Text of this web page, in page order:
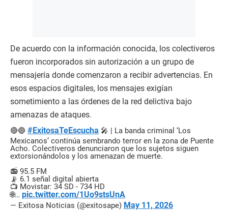
De acuerdo con la información conocida, los colectiveros
fueron incorporados sin autorización a un grupo de
mensajería donde comenzaron a recibir advertencias. En
esos espacios digitales, los mensajes exigían
sometimiento a las órdenes de la red delictiva bajo
amenazas de ataques.
🔴🔵 #ExitosaTeEscucha 🎤 | La banda criminal ‘Los
Mexicanos’ continúa sembrando terror en la zona de Puente
Acho. Colectiveros denunciaron que los sujetos siguen
extorsionándolos y los amenazan de muerte.
📻 95.5 FM
📡 6.1 señal digital abierta
📺 Movistar: 34 SD - 734 HD
🌐… pic.twitter.com/1Uo9stsUnA
— Exitosa Noticias (@exitosape) May 11, 2026